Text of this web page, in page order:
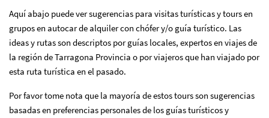
Aquí abajo puede ver sugerencias para visitas turísticas y tours en
grupos en autocar de alquiler con chófer y/o guía turístico. Las
ideas y rutas son descriptos por guías locales, expertos en viajes de
la región de Tarragona Provincia o por viajeros que han viajado por
esta ruta turística en el pasado.
Por favor tome nota que la mayoría de estos tours son sugerencias
basadas en preferencias personales de los guías turísticos y